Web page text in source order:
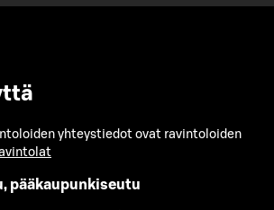
yhteystiedot ovat ravintoloiden
pääkaupunkiseutu